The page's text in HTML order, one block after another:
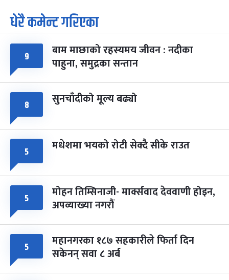
७
आइत
पूर्णिमा व्रत
चैत्र ७, २०८३-Mar 21, 2027
८ फागुपूर्णिमा
चैत्र ८, २०८३-Mar 22, 2027
७ महिना बाँकी
धेरै कमेन्ट गरिएका
९ बाम माछाको रहस्यमय जीवन : नदीका
पाहुना, समुद्रका सन्तान
८ सुनचाँदीको मूल्य बढ्यो
५ मधेशमा भयको रोटी सेक्दै सीके राउत
५ मोहन तिम्सिनाजी- मार्क्सवाद देववाणी होइन,
अपव्याख्या नगरौं
५ महानगरका १८७ सहकारीले फिर्ता दिन
सकेनन् सवा ८ अर्ब